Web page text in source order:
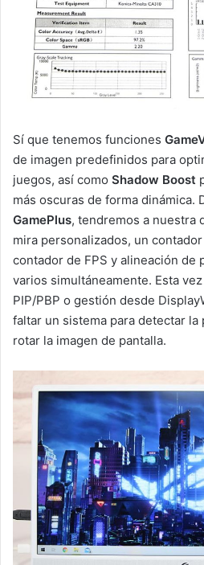
Sí que tenemos funciones
de imagen predefinidos para
juegos, así como Shadow Boost
más oscuras de forma dinámica.
GamePlus, tendremos a nuestra
mira personalizados, un
contador de FPS y alineación de
varios simultáneamente. Esta
PIP/PBP o gestión desde
faltar un sistema para detectar
rotar la imagen de pantalla.